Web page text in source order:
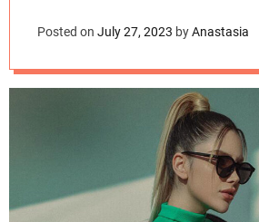
Posted on July 27, 2023 byAnastasia